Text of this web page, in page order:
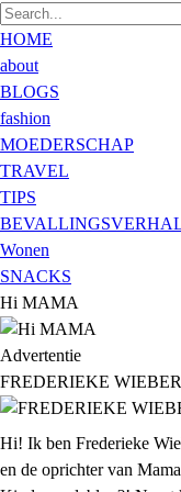
HOME
about
BLOGS
fashion
MOEDERSCHAP
TRAVEL
TIPS
Wonen
SNACKS
Hi MAMA
Advertentie
FREDERIEKE
Hi! Ik ben Frederieke
en de oprichter van